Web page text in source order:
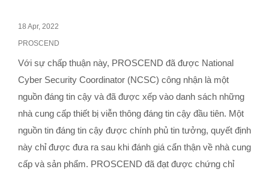
18 Apr, 2022
PROSCEND
Với sự chấp thuận này, PROSCEND đã được National
Cyber Security Coordinator (NCSC) công nhận là một
nguồn đáng tin cậy và đã được xếp vào danh sách những
nhà cung cấp thiết bị viễn thông đáng tin cậy đầu tiên. Một
nguồn tin đáng tin cậy được chính phủ tin tưởng, quyết định
này chỉ được đưa ra sau khi đánh giá cẩn thận về nhà cung
cấp và sản phẩm. PROSCEND đã đạt được chứng chỉ